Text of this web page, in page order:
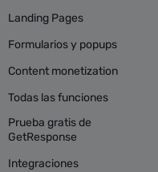
Landing Pages
Formularios y popups
Content monetization
Todas las funciones
Prueba gratis de
GetResponse
Integraciones